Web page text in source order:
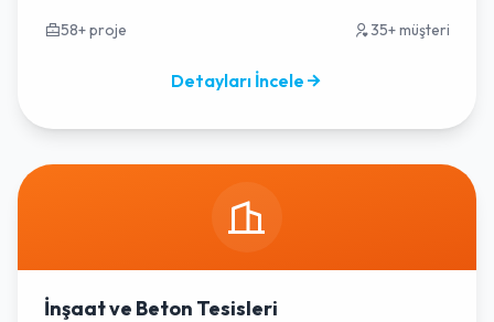
58+ proje 35+ müşteri
Detayları İncele
İnşaat ve Beton Tesisleri